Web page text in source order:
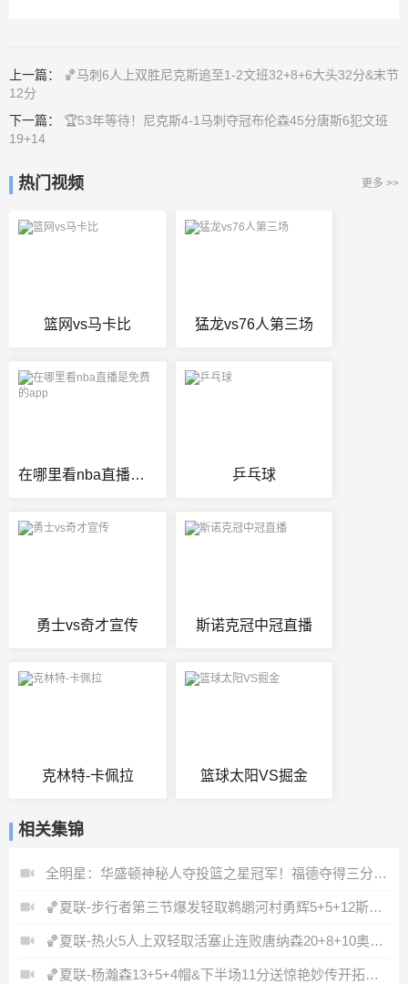
上一篇： 🏀马刺6人上双胜尼克斯追至1-2文班32+8+6大头32分&末节
12分
下一篇： 🏆53年等待！尼克斯4-1马刺夺冠布伦森45分唐斯6犯文班
19+14
热门视频 更多 >>
篮网vs马卡比 猛龙vs76人第三场
在哪里看nba直播是免费的app 乒乓球
勇士vs奇才宣传 斯诺克冠中冠直播
克林特-卡佩拉 篮球太阳VS掘金
相关集锦
全明星：华盛顿神秘人夺投篮之星冠军！福德夺得三分大赛冠军！
🏀夏联-步行者第三节爆发轻取鹈鹕河村勇辉5+5+12斯劳森22分
🏀夏联-热火5人上双轻取活塞止连败唐纳森20+8+10奥科里27分
🏀夏联-杨瀚森13+5+4帽&下半场11分送惊艳妙传开拓者力克掘金